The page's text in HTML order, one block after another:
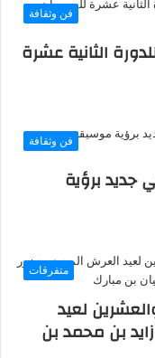
فن وثقافة
الثانية عشرة
فن وثقافة
جديد برؤية
متفرقات
لعيد
بن محمد بن